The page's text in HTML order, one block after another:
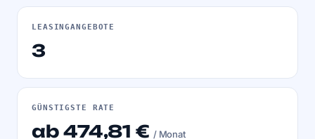
LEASINGANGEBOTE
3
GÜNSTIGSTE RATE
ab 474,81 €/ Monat